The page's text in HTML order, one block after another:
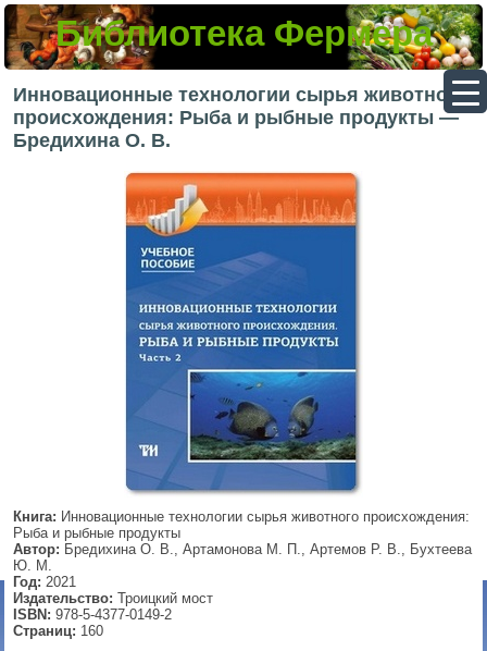
Библиотека Фермера
Инновационные технологии сырья животного
происхождения: Рыба и рыбные продукты —
Бредихина О. В.
Книга: Инновационные технологии сырья животного происхождения:
Рыба и рыбные продукты
Автор: Бредихина О. В., Артамонова М. П., Артемов Р. В., Бухтеева
Ю. М.
Год: 2021
Издательство: Троицкий мост
ISBN: 978-5-4377-0149-2
Страниц: 160
▼
▼